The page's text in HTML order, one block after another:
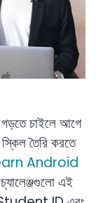
গড়তে চাইলে আগে
তৈরি করতে
Android
এই